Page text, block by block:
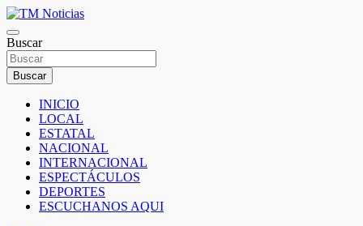
Saltar
al
contenido
TM Noticias
TM Noticias
Buscar
Buscar
INICIO
LOCAL
ESTATAL
NACIONAL
INTERNACIONAL
ESPECTÁCULOS
DEPORTES
ESCUCHANOS AQUI